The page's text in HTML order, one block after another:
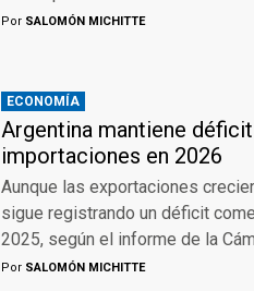
Por SALOMÓN MICHITTE
ECONOMÍA
Argentina mantiene
importaciones en 2026
Aunque las exportaciones
sigue registrando un déficit
2025, según el informe de la
Por SALOMÓN MICHITTE